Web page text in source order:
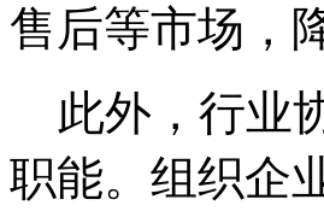
售后等市场，
此外，行业
职能。组织企